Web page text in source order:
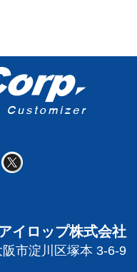
アイロップ株式会社
市淀川区塚本 3-6-9